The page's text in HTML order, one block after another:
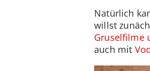
Natürlich
willst
Gruselfilme
auch mit